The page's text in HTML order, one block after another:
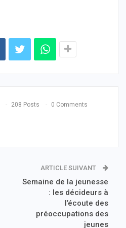
208 Posts 0 Comments
ARTICLE SUIVANT
Semaine de la jeunesse
: les décideurs à
l’écoute des
préoccupations des
jeunes